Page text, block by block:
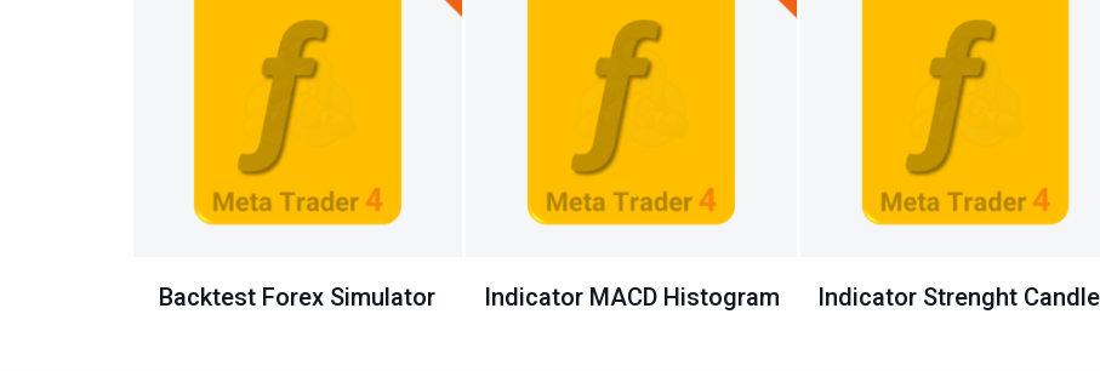
Indicator MACD Histogram Indicator Strenght Candles Indicator RSI Histogram